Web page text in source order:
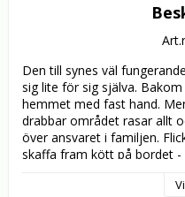
Den till synes väl
sig lite för sig själva.
hemmet med fast hand.
drabbar området rasar allt
över ansvaret i familjen.
skaffa fram kött på bordet
översvämma den lilla byn